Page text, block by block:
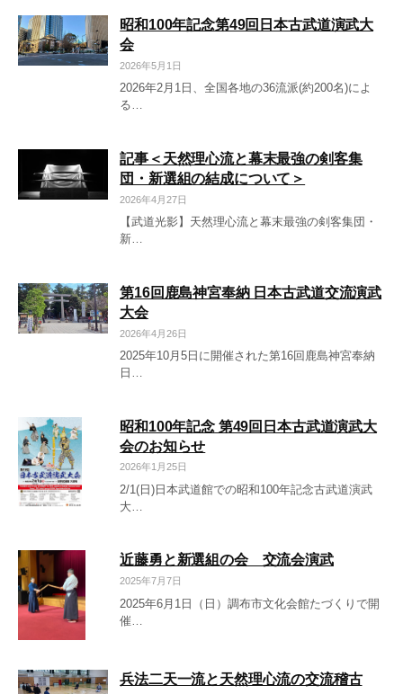
ン
昭和100年記念第49回日本古武道演武大
会
2026年5月1日
2026年2月1日、全国各地の36流派(約200名)によ
る…
記事＜天然理心流と幕末最強の剣客集
団・新選組の結成について＞
2026年4月27日
【武道光影】天然理心流と幕末最強の剣客集団・
新…
第16回鹿島神宮奉納 日本古武道交流演武
大会
2026年4月26日
2025年10月5日に開催された第16回鹿島神宮奉納
日…
昭和100年記念 第49回日本古武道演武大
会のお知らせ
2026年1月25日
2/1(日)日本武道館での昭和100年記念古武道演武
大…
近藤勇と新選組の会 交流会演武
2025年7月7日
2025年6月1日（日）調布市文化会館たづくりで開
催…
兵法二天一流と天然理心流の交流稽古